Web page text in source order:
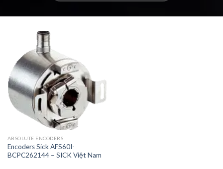
ABSOLUTE ENCODERS
Encoders Sick AFS60I-
BCPC262144 – SICK Việt Nam